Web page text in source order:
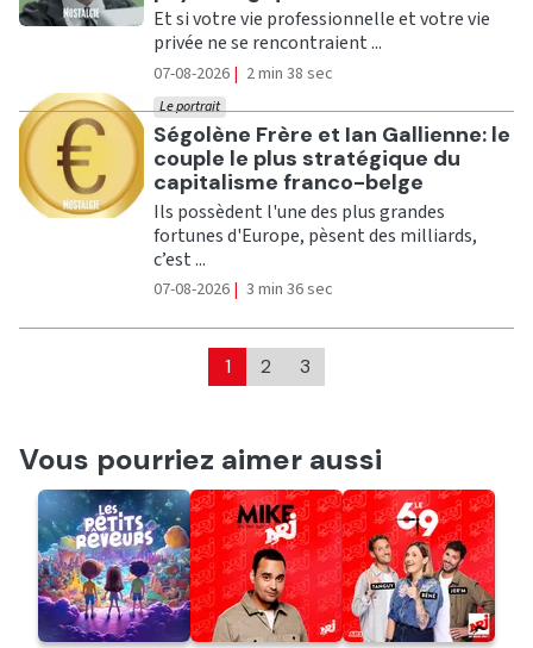
Et si votre vie professionnelle et votre vie
privée ne se rencontraient ...
07-08-2026 | 2 min 38 sec
Ecouter
Ségolène Frère et Ian Gallienne: le
couple le plus stratégique du
capitalisme franco-belge
Le portrait
Ils possèdent l'une des plus grandes
fortunes d'Europe, pèsent des milliards,
c’est ...
07-08-2026 | 3 min 36 sec
1 2 3
Vous pourriez aimer aussi